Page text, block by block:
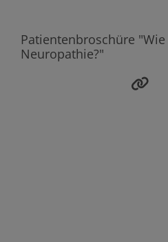
Patientenbroschüre
Neuropathie?"